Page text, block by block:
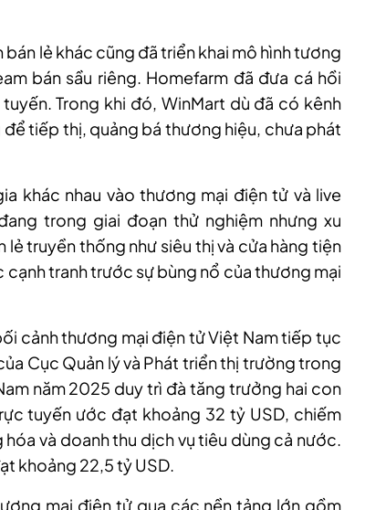
lẻ khác cũng đã triển khai mô hình tương
bán sầu riêng. Homefarm đã đưa cá hồi
Trong khi đó, WinMart dù đã có kênh
để tiếp thị, quảng bá thương hiệu, chưa phát
khác nhau vào thương mại điện tử và live
trong giai đoạn thử nghiệm nhưng xu
truyền thống như siêu thị và cửa hàng tiện
tranh trước sự bùng nổ của thương mại
cảnh thương mại điện tử Việt Nam tiếp tục
Cục Quản lý và Phát triển thị trường trong
năm 2025 duy trì đà tăng trưởng hai con
tuyến ước đạt khoảng 32 tỷ USD, chiếm
và doanh thu dịch vụ tiêu dùng cả nước.
khoảng 22,5 tỷ USD.
mại điện tử qua các nền tảng lớn gồm